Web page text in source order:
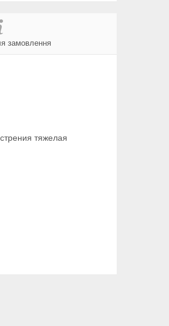
замовлення
тяжелая